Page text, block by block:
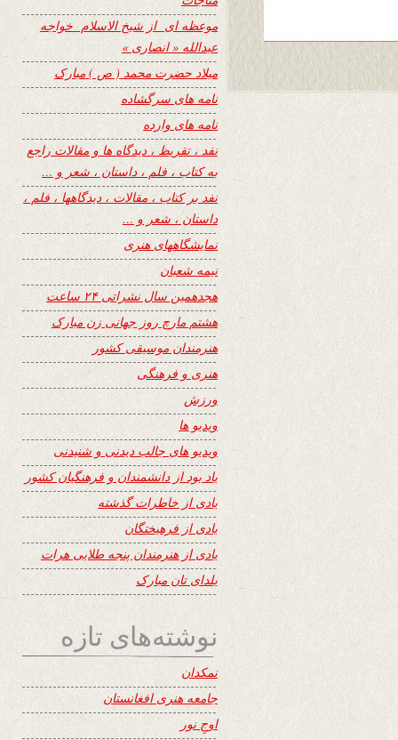
موعظه ای از شیخ الاسلام خواجه
عبدالله « انصاری »
میلاد حضرت محمد ( ص ) مبارک
نامه های سرگشاده
نامه های وارده
نفد ، تقریظ ، دیدگاه ها و مقالات راجع
به کتاب ، فلم ، داستان ، شعر و …
نفد بر کتاب ، مقالات ، دیدگاهها ، فلم ،
داستان ، شعر و …
نمایشگاههای هنری
نیمه شعبان
هجدهمین سال نشراتی ۲۴ ساعت
هشتم مارچ روز جهانی زن مبارک
هنرمندان موسیقی کشور
هنری و فرهنگی
ورزش
ویدیو ها
ویدیو های جالب دیدنی و شنیدنی
یاد بود از دانشمندان و فرهنگیان کشور
یادی از خاطرات گذشته
یادی از فرهیختگان
یادی از هنرمندان پنجه طلایی هرات
یلدای تان مبارک
نوشته‌های تازه
نمکدان
جامعه هنری افغانستان
اوجِ نور